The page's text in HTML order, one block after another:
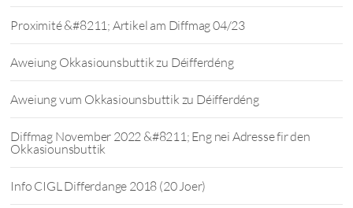
Proximité &#8211; Artikel am Diffmag 04/23
Aweiung Okkasiounsbuttik zu Déifferdéng
Aweiung vum Okkasiounsbuttik zu Déifferdéng
Diffmag November 2022 &#8211; Eng nei Adresse fir den
Okkasiounsbuttik
Info CIGL Differdange 2018 (20 Joer)